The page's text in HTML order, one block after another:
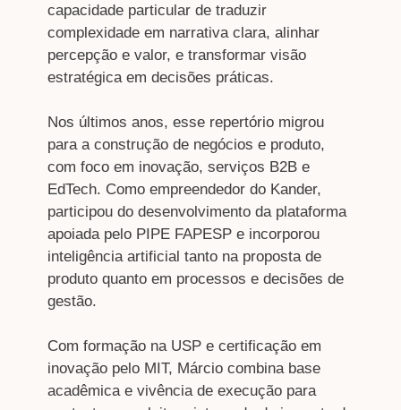
capacidade particular de traduzir
complexidade em narrativa clara, alinhar
percepção e valor, e transformar visão
estratégica em decisões práticas.
Nos últimos anos, esse repertório migrou
para a construção de negócios e produto,
com foco em inovação, serviços B2B e
EdTech. Como empreendedor do Kander,
participou do desenvolvimento da plataforma
apoiada pelo PIPE FAPESP e incorporou
inteligência artificial tanto na proposta de
produto quanto em processos e decisões de
gestão.
Com formação na USP e certificação em
inovação pelo MIT, Márcio combina base
acadêmica e vivência de execução para